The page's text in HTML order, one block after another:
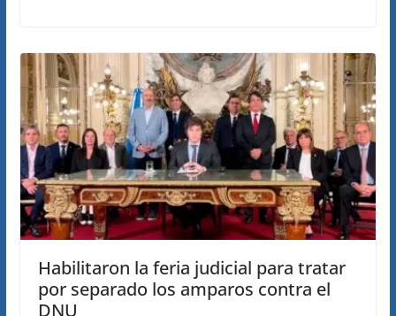
Habilitaron la feria judicial para tratar
por separado los amparos contra el
DNU